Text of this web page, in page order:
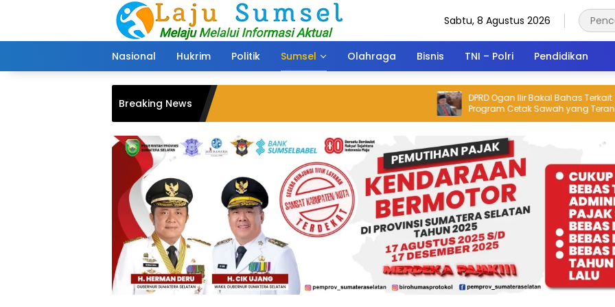
Sabtu, 8 Agustus 2026
Nasional Hukrim Politik Sumsel Olahraga Bisnis TNI – Polri Pendidikan
Breaking News
DPRD Ogan Ilir Bakal Bahas Terkait
Program Cetak Sawah yang Terancam
Gagal